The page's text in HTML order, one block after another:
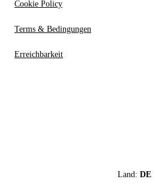
Cookie Policy
Terms & Bedingungen
Erreichbarkeit
Land: DE